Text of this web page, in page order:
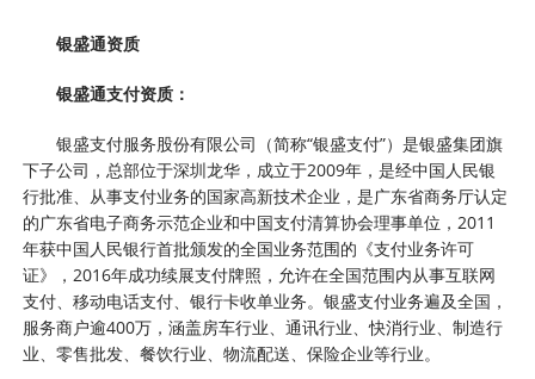
银盛通资质
银盛通支付资质：
银盛支付服务股份有限公司（简称“银盛支付”）是银盛集团旗
下子公司，总部位于深圳龙华，成立于2009年，是经中国人民银
行批准、从事支付业务的国家高新技术企业，是广东省商务厅认定
的广东省电子商务示范企业和中国支付清算协会理事单位，2011
年获中国人民银行首批颁发的全国业务范围的《支付业务许可
证》，2016年成功续展支付牌照，允许在全国范围内从事互联网
支付、移动电话支付、银行卡收单业务。银盛支付业务遍及全国，
服务商户逾400万，涵盖房车行业、通讯行业、快消行业、制造行
业、零售批发、餐饮行业、物流配送、保险企业等行业。